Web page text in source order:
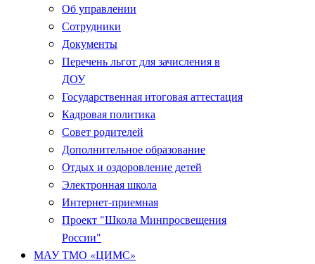
Об управлении
Сотрудники
Документы
Перечень льгот для зачисления в
ДОУ
Государственная итоговая аттестация
Кадровая политика
Совет родителей
Дополнительное образование
Отдых и оздоровление детей
Электронная школа
Интернет-приемная
Проект "Школа Минпросвещения
России"
МАУ ТМО «ЦИМС»